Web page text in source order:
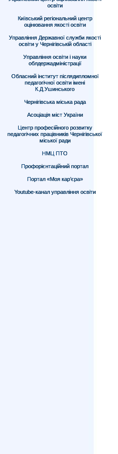
освіти
Київський регіональний центр
оцінювання якості освіти
Управління Державної служби якості
освіти у Чернігівській області
Управління освіти і науки
облдержадміністрації
Обласний інститут післядипломної
педагогічної освіти імені
К.Д.Ушинського
Чернігівська міська рада
Асоціація міст України
Центр професійного розвитку
педагогічних працівників Чернігівської
міської ради
НМЦ ПТО
Профорієнтаційний портал
Портал «Моя кар’єра»
Youtube-канал управління освіти